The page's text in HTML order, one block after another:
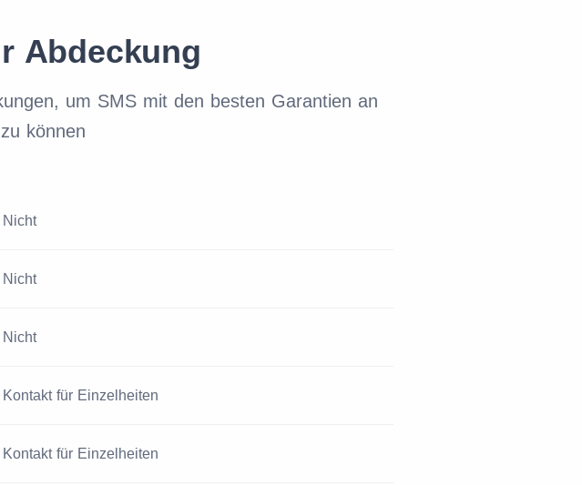
Abdeckung
um SMS mit den besten Garantien an
können
Nicht
Nicht
Nicht
Kontakt für Einzelheiten
Kontakt für Einzelheiten